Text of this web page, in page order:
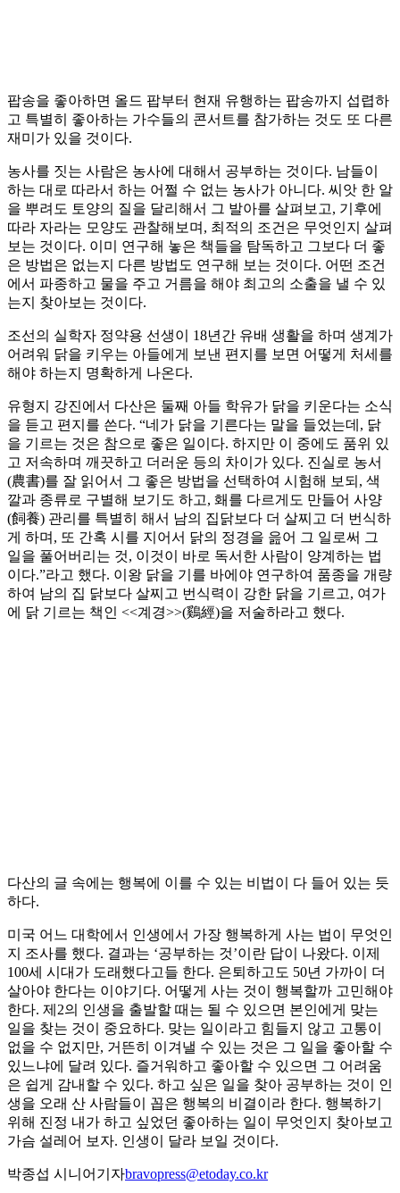
팝송을 좋아하면 올드 팝부터 현재 유행하는 팝송까지 섭렵하
고 특별히 좋아하는 가수들의 콘서트를 참가하는 것도 또 다른
재미가 있을 것이다.
농사를 짓는 사람은 농사에 대해서 공부하는 것이다. 남들이
하는 대로 따라서 하는 어쩔 수 없는 농사가 아니다. 씨앗 한 알
을 뿌려도 토양의 질을 달리해서 그 발아를 살펴보고, 기후에
따라 자라는 모양도 관찰해보며, 최적의 조건은 무엇인지 살펴
보는 것이다. 이미 연구해 놓은 책들을 탐독하고 그보다 더 좋
은 방법은 없는지 다른 방법도 연구해 보는 것이다. 어떤 조건
에서 파종하고 물을 주고 거름을 해야 최고의 소출을 낼 수 있
는지 찾아보는 것이다.
조선의 실학자 정약용 선생이 18년간 유배 생활을 하며 생계가
어려워 닭을 키우는 아들에게 보낸 편지를 보면 어떻게 처세를
해야 하는지 명확하게 나온다.
유형지 강진에서 다산은 둘째 아들 학유가 닭을 키운다는 소식
을 듣고 편지를 쓴다. “네가 닭을 기른다는 말을 들었는데, 닭
을 기르는 것은 참으로 좋은 일이다. 하지만 이 중에도 품위 있
고 저속하며 깨끗하고 더러운 등의 차이가 있다. 진실로 농서
(農書)를 잘 읽어서 그 좋은 방법을 선택하여 시험해 보되, 색
깔과 종류로 구별해 보기도 하고, 홰를 다르게도 만들어 사양
(飼養) 관리를 특별히 해서 남의 집닭보다 더 살찌고 더 번식하
게 하며, 또 간혹 시를 지어서 닭의 정경을 읊어 그 일로써 그
일을 풀어버리는 것, 이것이 바로 독서한 사람이 양계하는 법
이다.”라고 했다. 이왕 닭을 기를 바에야 연구하여 품종을 개량
하여 남의 집 닭보다 살찌고 번식력이 강한 닭을 기르고, 여가
에 닭 기르는 책인 <<계경>>(鷄經)을 저술하라고 했다.
다산의 글 속에는 행복에 이를 수 있는 비법이 다 들어 있는 듯
하다.
미국 어느 대학에서 인생에서 가장 행복하게 사는 법이 무엇인
지 조사를 했다. 결과는 ‘공부하는 것’이란 답이 나왔다. 이제
100세 시대가 도래했다고들 한다. 은퇴하고도 50년 가까이 더
살아야 한다는 이야기다. 어떻게 사는 것이 행복할까 고민해야
한다. 제2의 인생을 출발할 때는 될 수 있으면 본인에게 맞는
일을 찾는 것이 중요하다. 맞는 일이라고 힘들지 않고 고통이
없을 수 없지만, 거뜬히 이겨낼 수 있는 것은 그 일을 좋아할 수
있느냐에 달려 있다. 즐거워하고 좋아할 수 있으면 그 어려움
은 쉽게 감내할 수 있다. 하고 싶은 일을 찾아 공부하는 것이 인
생을 오래 산 사람들이 꼽은 행복의 비결이라 한다. 행복하기
위해 진정 내가 하고 싶었던 좋아하는 일이 무엇인지 찾아보고
가슴 설레어 보자. 인생이 달라 보일 것이다.
박종섭 시니어기자bravopress@etoday.co.kr